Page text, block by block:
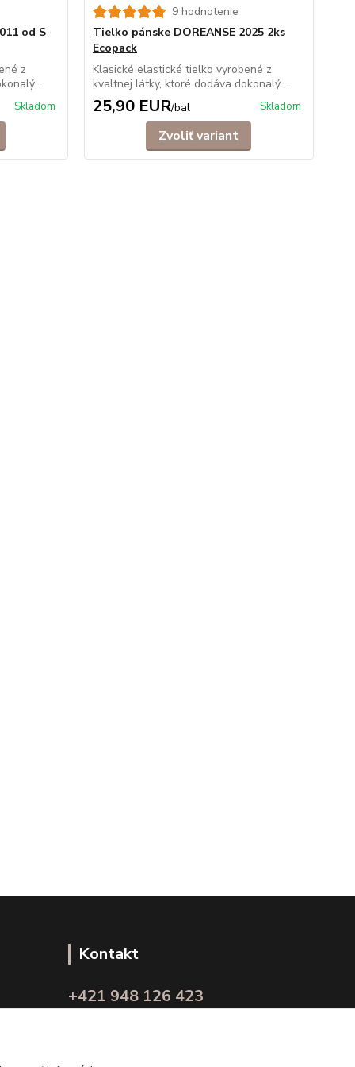
od S
z
...
Skladom
9 hodnotenie
Tielko pánske DOREANSE 2025 2ks
Ecopack
Klasické elastické tielko vyrobené z
kvaltnej látky, ktoré dodáva dokonalý ...
25,90 EUR/bal Skladom
Zvoliť variant
Kontakt
+421 948 126 423